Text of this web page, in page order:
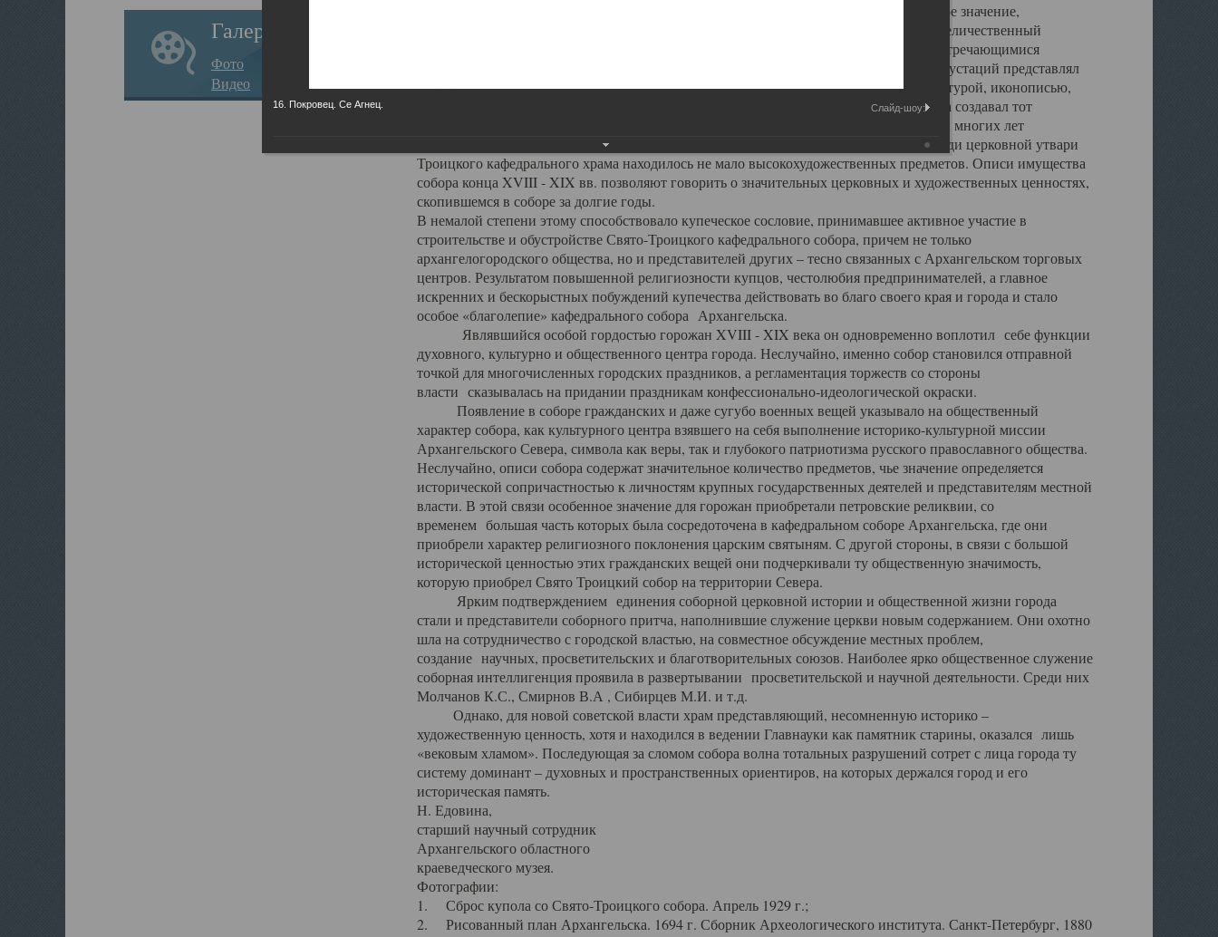
Галерея
Фото
Видео
Масштабность, благолепие и богатство собора, вполне оправдывали его кафедральное значение,
заслуженно выделяя из многочисленных культовых построек города. Обширный и величественный
иконостас украшенный колоннами ионического стиля, с единственными нигде не встречающимися
царскими вратами, изящным фронтоном и множеством резных, символических инкрустаций представлял
собой поистине художественную ценность. В совокупности же с живописью, скульптурой, иконописью,
шитьем, многочисленными предметами церковной утвари интерьер Троицкого храма создавал тот
неповторимый красочный ансамбль декоративного убранства собора, на протяжении многих лет
поражающий воображение своих посетителей. В соборной ризнице, библиотеке, среди церковной утвари
Троицкого кафедрального храма находилось не мало высокохудожественных предметов. Описи имущества
собора конца XVIII - XIX вв. позволяют говорить о значительных церковных и художественных ценностях,
скопившемся в соборе за долгие годы.
В немалой степени этому способствовало купеческое сословие, принимавшее активное участие в
строительстве и обустройстве Свято-Троицкого кафедрального собора, причем не только
архангелогородского общества, но и представителей других – тесно связанных с Архангельском торговых
центров. Результатом повышенной религиозности купцов, честолюбия предпринимателей, а главное
искренних и бескорыстных побуждений купечества действовать во благо своего края и города и стало
особое «благолепие» кафедрального собора Архангельска.
Являвшийся особой гордостью горожан XVIII - XIX века он одновременно воплотил себе функции
духовного, культурно и общественного центра города. Неслучайно, именно собор становился отправной
точкой для многочисленных городских праздников, а регламентация торжеств со стороны
власти сказывалась на придании праздникам конфессионально-идеологической окраски.
Появление в соборе гражданских и даже сугубо военных вещей указывало на общественный
характер собора, как культурного центра взявшего на себя выполнение историко-культурной миссии
Архангельского Севера, символа как веры, так и глубокого патриотизма русского православного общества.
Неслучайно, описи собора содержат значительное количество предметов, чье значение определяется
исторической сопричастностью к личностям крупных государственных деятелей и представителям местной
власти. В этой связи особенное значение для горожан приобретали петровские реликвии, со
временем большая часть которых была сосредоточена в кафедральном соборе Архангельска, где они
приобрели характер религиозного поклонения царским святыням. С другой стороны, в связи с большой
исторической ценностью этих гражданских вещей они подчеркивали ту общественную значимость,
которую приобрел Свято Троицкий собор на территории Севера.
Ярким подтверждением единения соборной церковной истории и общественной жизни города
стали и представители соборного притча, наполнившие служение церкви новым содержанием. Они охотно
шла на сотрудничество с городской властью, на совместное обсуждение местных проблем,
создание научных, просветительских и благотворительных союзов. Наиболее ярко общественное служение
соборная интеллигенция проявила в развертывании просветительской и научной деятельности. Среди них
Молчанов К.С., Смирнов В.А , Сибирцев М.И. и т.д.
Однако, для новой советской власти храм представляющий, несомненную историко –
художественную ценность, хотя и находился в ведении Главнауки как памятник старины, оказался лишь
«вековым хламом». Последующая за сломом собора волна тотальных разрушений сотрет с лица города ту
систему доминант – духовных и пространственных ориентиров, на которых держался город и его
историческая память.
Н. Едовина,
старший научный сотрудник
Архангельского областного
краеведческого музея.
Фотографии:
1. Сброс купола со Свято-Троицкого собора. Апрель 1929 г.;
2. Рисованный план Архангельска. 1694 г. Сборник Археологического института. Санкт-Петербург, 1880
16. Покровец. Се Агнец. Слайд-шоу: